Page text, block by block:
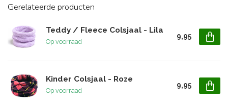
Gerelateerde producten
Teddy / Fleece Colsjaal - Lila
Op voorraad
9,95
Kinder Colsjaal - Roze
Op voorraad
9,95